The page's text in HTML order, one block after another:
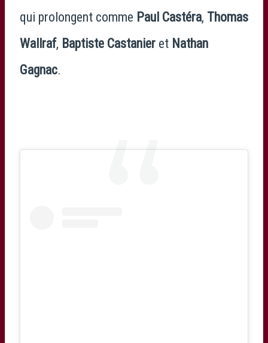
qui prolongent comme Paul Castéra, Thomas
Wallraf, Baptiste Castanier et Nathan
Gagnac.